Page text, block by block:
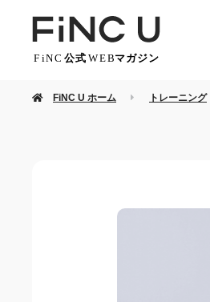
FiNC U ホーム トレーニング